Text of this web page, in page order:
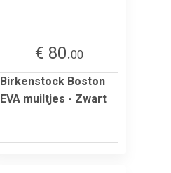
€ 80.00
Birkenstock Boston
EVA muiltjes - Zwart